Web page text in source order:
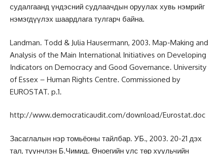
судалгаанд үндэсний судлаачдын оруулах хувь нэмрийг
нэмэгдүүлэх шаардлага тулгарч байна.
Landman. Todd & Julia Hausermann, 2003. Map-Making and
Analysis of the Main International Initiatives on Developing
Indicators on Democracy and Good Governance. University
of Essex – Human Rights Centre. Commissioned by
EUROSTAT. p.1.
http://www.democraticaudit.com/download/Eurostat.doc
Засаглалын нэр томьёоны тайлбар. УБ., 2003. 20-21 дэх
тал, түүнчлэн Б.Чимид. Өноегийн улс төр хуульчийн